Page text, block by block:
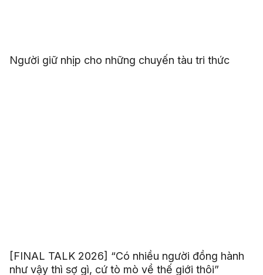
Người giữ nhịp cho những chuyến tàu tri thức
[FINAL TALK 2026] “Có nhiều người đồng hành
như vậy thì sợ gì, cứ tò mò về thế giới thôi”